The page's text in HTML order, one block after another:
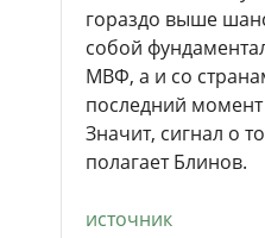
гораздо выше
собой
МВФ, а и со
последний
Значит, сигнал о
полагает Блинов.
источник